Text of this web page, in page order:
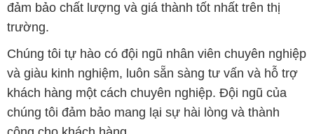
khách hàng một cách chuyên nghiệp. Đội ngũ của
chúng tôi đảm bảo mang lại sự hài lòng và thành
công cho khách hàng.
Để biết thêm thông tin chi tiết và được tư vấn, quý
khách hàng có thể truy cập vào trang web của chúng
tôi tại địa chỉ hoachatmientay.com. Chúng tôi mong